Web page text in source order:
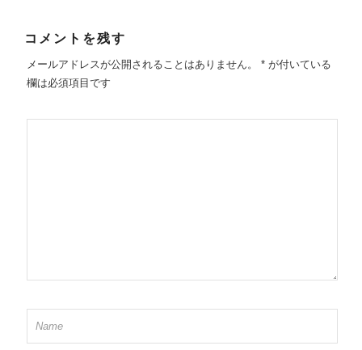
コメントを残す
メールアドレスが公開されることはありません。 *が付いている
欄は必須項目です